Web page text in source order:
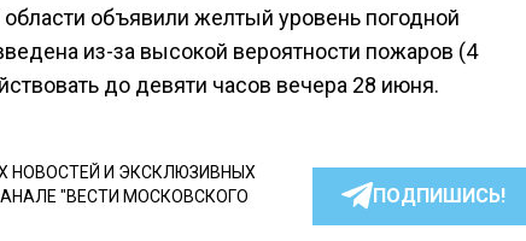
объявили желтый уровень погодной
из-за высокой вероятности пожаров (4
до девяти часов вечера 28 июня.
НОВОСТЕЙ И ЭКСКЛЮЗИВНЫХ
"ВЕСТИ МОСКОВСКОГО
ПОДПИШИСЬ!